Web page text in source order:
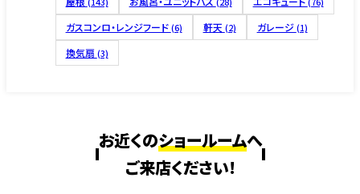
ガスコンロ・レンジフード (6) 軒天 (2) ガレージ (1)
換気扇 (3)
お近くのショールームへ
ご来店ください!